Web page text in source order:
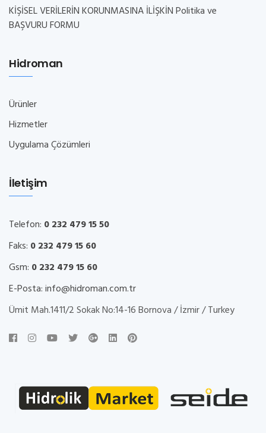
KİŞİSEL VERİLERİN KORUNMASINA İLİŞKİN Politika ve
BAŞVURU FORMU
Hidroman
Ürünler
Hizmetler
Uygulama Çözümleri
İletişim
Telefon: 0 232 479 15 50
Faks: 0 232 479 15 60
Gsm: 0 232 479 15 60
E-Posta:info@hidroman.com.tr
Ümit Mah.1411/2 Sokak No:14-16 Bornova / İzmir / Turkey